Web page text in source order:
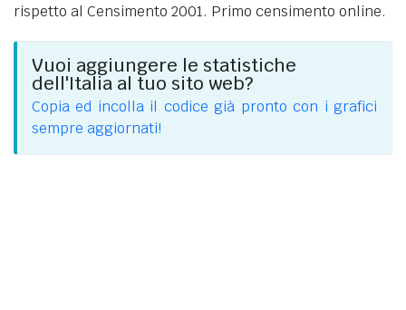
rispetto al Censimento 2001. Primo censimento online.
Vuoi aggiungere le statistiche
dell'Italia al tuo sito web?
Copia ed incolla il codice già pronto con i grafici
sempre aggiornati!